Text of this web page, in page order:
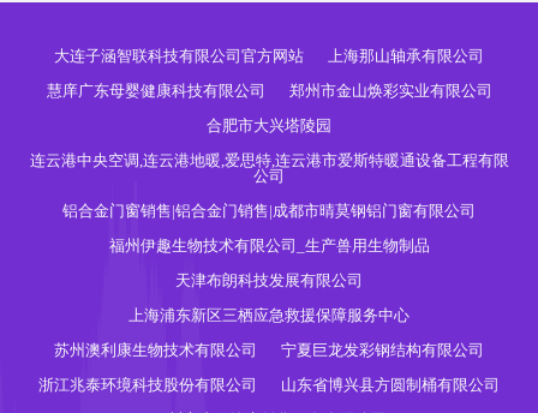
大连子涵智联科技有限公司官方网站
上海那山轴承有限公司
慧庠广东母婴健康科技有限公司
郑州市金山焕彩实业有限公司
合肥市大兴塔陵园
连云港中央空调,连云港地暖,爱思特,连云港市爱斯特暖通设备工程有限
公司
铝合金门窗销售|铝合金门销售|成都市晴莫钢铝门窗有限公司
福州伊趣生物技术有限公司_生产兽用生物制品
天津布朗科技发展有限公司
上海浦东新区三栖应急救援保障服务中心
苏州澳利康生物技术有限公司
宁夏巨龙发彩钢结构有限公司
浙江兆泰环境科技股份有限公司
山东省博兴县方圆制桶有限公司